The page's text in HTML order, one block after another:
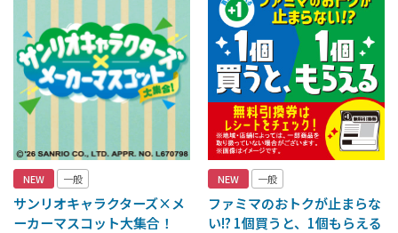
NEW 一般
サンリオキャラクターズ×メ
ーカーマスコット大集合！
NEW 一般
ファミマのおトクが止まらな
い!? 1個買うと、1個もらえる